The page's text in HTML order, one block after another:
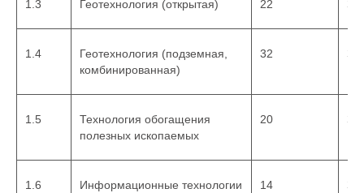
декабря 2012 г. N
273-ФЗ "Об
образовании в
Цель обучения:
1.3 Геотехнология (открытая) 22
1.4
Геотехнология (подземная,
комбинированная)
32
1.5
Технология обогащения
полезных ископаемых
20
1.6
Информационные технологии
14